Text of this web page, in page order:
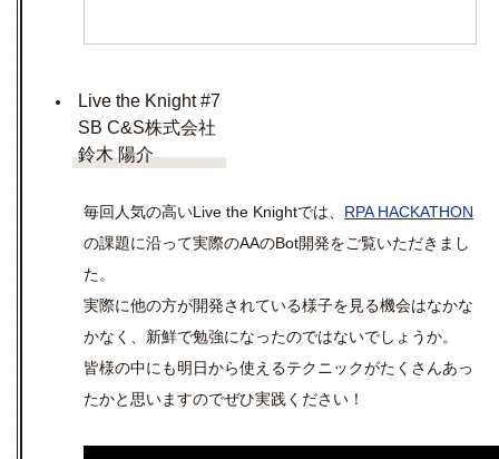
Live the Knight #7
SB C&S株式会社
鈴木 陽介
毎回人気の高いLive the Knightでは、 RPA HACKATHON
の課題に沿って実際のAAのBot開発をご覧いただきまし
た。
実際に他の方が開発されている様子を見る機会はなかな
かなく、新鮮で勉強になったのではないでしょうか。
皆様の中にも明日から使えるテクニックがたくさんあっ
たかと思いますのでぜひ実践ください！